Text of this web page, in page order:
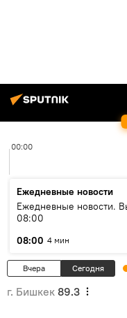
00:00
Ежедневные новости
Ежедневные новости.
08:00
08:00 4 мин
Вчера Сегодня
г. Бишкек 89.3